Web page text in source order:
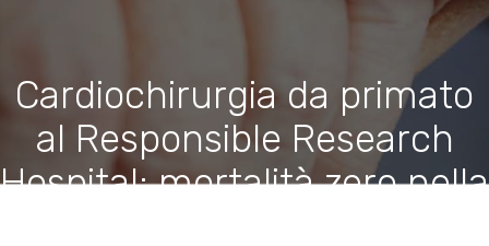
Cardiochirurgia da primato
al Responsible Research
Hospital: mortalità zero nella